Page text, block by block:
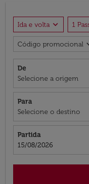
Ida e volta expand_more 1
Código promocional
De
Selecione a origem
Para
Selecione o destino
Partida
fc-booking-departure-
15/08/2026